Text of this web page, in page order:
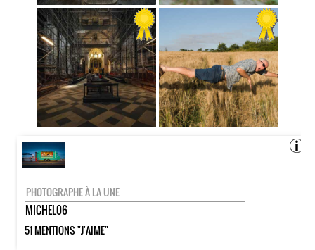
PHOTOGRAPHE À LA UNE
MICHEL06
51 MENTIONS "J'AIME"